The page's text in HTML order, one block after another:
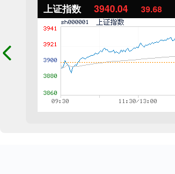
上证指数 3940.04 39.68